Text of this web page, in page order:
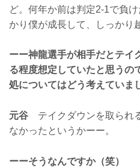
ど。何年か前は判定2-1で負
かり僕が成長して、しっかり
ーー神龍選手が相手だとテイ
る程度想定していたと思うの
処についてはどう考えていま
元谷 テイクダウンを取られ
なかったというかーー。
ーーそうなんですか（笑）